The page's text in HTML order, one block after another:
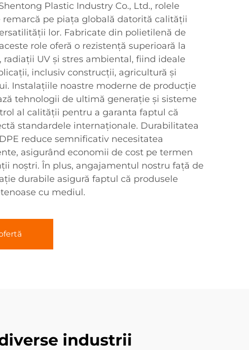
Plastic Industry Co., Ltd., rolele
remarcă pe piața globală datorită calității
lor. Fabricate din polietilenă de
role oferă o rezistență superioară la
radiații UV și stres ambiental, fiind ideale
inclusiv construcții, agricultură și
Instalațiile noastre moderne de producție
tehnologii de ultimă generație și sisteme
al calității pentru a garanta faptul că
standardele internaționale. Durabilitatea
reduce semnificativ necesitatea
asigurând economii de cost pe termen
noștri. În plus, angajamentul nostru față de
durabile asigură faptul că produsele
cu mediul.
industrii